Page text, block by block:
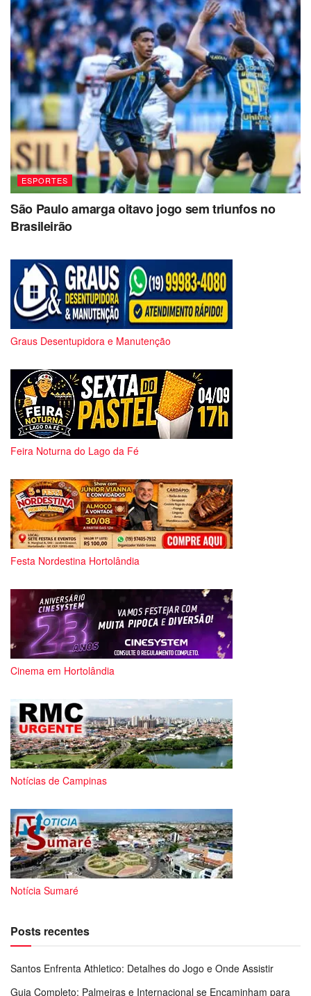
ESPORTES
São Paulo amarga oitavo jogo sem triunfos no
Brasileirão
Graus Desentupidora e Manutenção
Feira Noturna do Lago da Fé
Festa Nordestina Hortolândia
Cinema em Hortolândia
Notícias de Campinas
Notícia Sumaré
Posts recentes
Santos Enfrenta Athletico: Detalhes do Jogo e Onde Assistir
Guia Completo: Palmeiras e Internacional se Encaminham para